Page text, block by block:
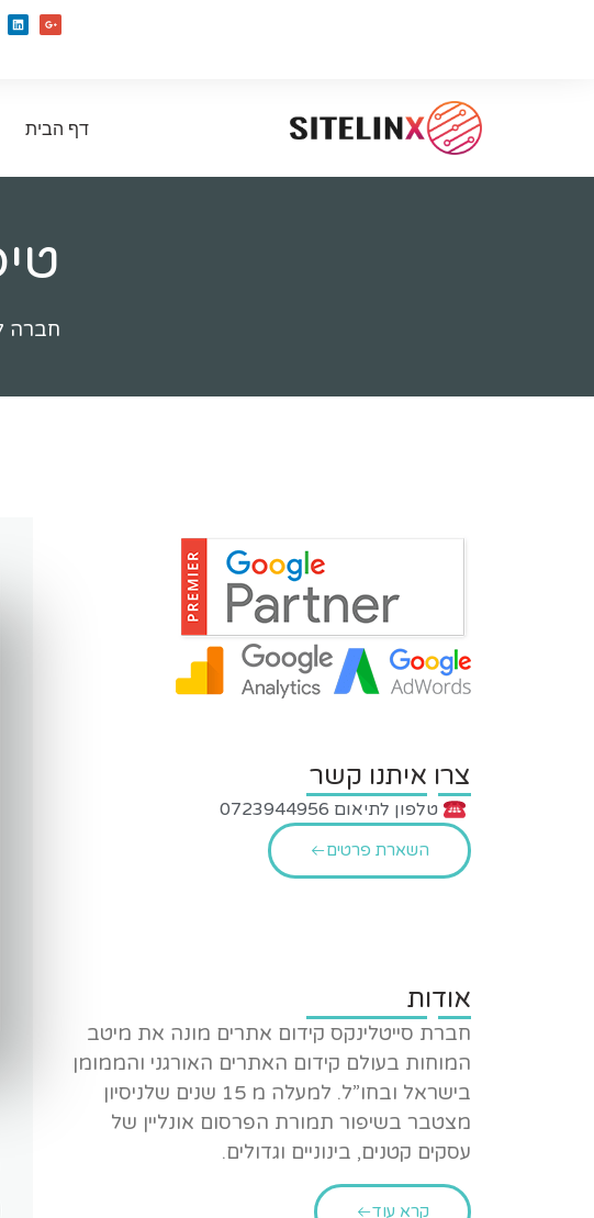
דף הבית
חברה
צרו איתנו קשר
טלפון לתיאום 0723944956
השארת פרטים
אודות
חברת סייטלינקס קידום אתרים מונה את מיטב
המוחות בעולם קידום האתרים האורגני והממומן
בישראל ובחו”ל. למעלה מ 15 שנים שלניסיון
מצטבר בשיפור תמורת הפרסום אונליין של
עסקים קטנים, בינוניים וגדולים.
קרא עוד